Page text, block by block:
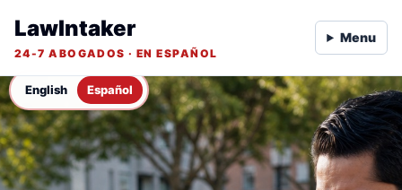
English Español
LawIntaker
24-7 ABOGADOS · EN ESPAÑOL
Menu